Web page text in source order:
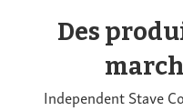
Des
Independent Stave